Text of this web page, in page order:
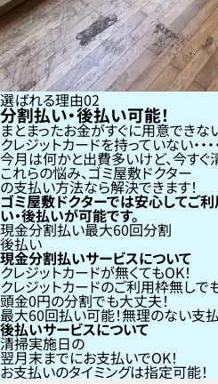
選ばれる理由02
分割払い・後払い可能！
まとまったお金がすぐに用意できな
クレジットカードを持っていない・・・
今月は何かと出費多いけど、今す
これらの悩み、ゴミ屋敷ドクター
の支払い方法なら解決できます！
ゴミ屋敷ドクターでは安心してご
い・後払いが可能です。
現金分割払い最大60回分割
後払い
現金分割払いサービスについて
クレジットカードが無くてもOK！
クレジットカードのご利用枠無しで
頭金0円の分割でも大丈夫！
最大60回払い可能！無理のない支
後払いサービスについて
清掃実施日の
翌月末までにお支払いでOK！
お支払いのタイミングは指定可能！